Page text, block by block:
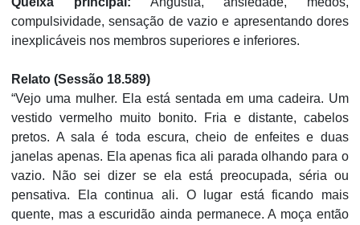
compulsividade, sensação de vazio e apresentando dores
inexplicáveis nos membros superiores e inferiores.
Relato (Sessão 18.589)
“Vejo uma mulher. Ela está sentada em uma cadeira. Um
vestido vermelho muito bonito. Fria e distante, cabelos
pretos. A sala é toda escura, cheio de enfeites e duas
janelas apenas. Ela apenas fica ali parada olhando para o
vazio. Não sei dizer se ela está preocupada, séria ou
pensativa. Ela continua ali. O lugar está ficando mais
quente, mas a escuridão ainda permanece. A moça então